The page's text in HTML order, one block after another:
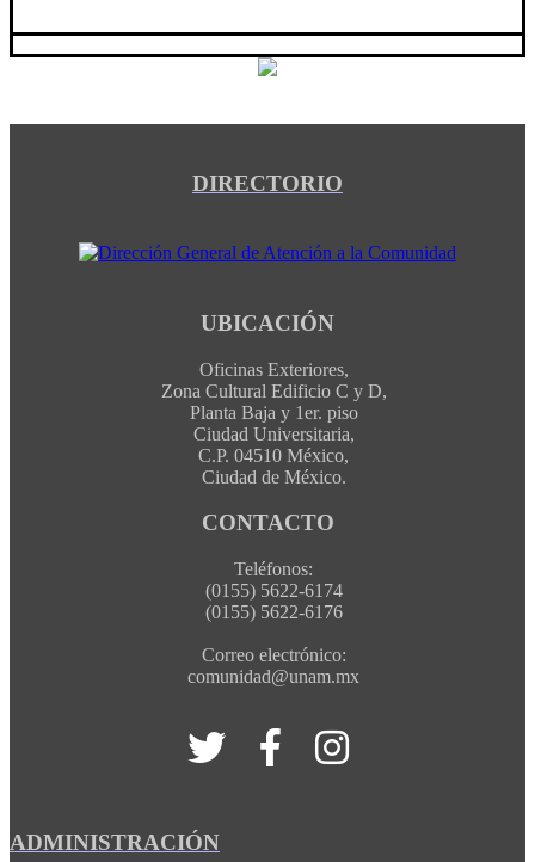
DIRECTORIO
UBICACIÓN
Oficinas Exteriores,
Zona Cultural Edificio C y D,
Planta Baja y 1er. piso
Ciudad Universitaria,
C.P. 04510 México,
Ciudad de México.
CONTACTO
Teléfonos:
(0155) 5622-6174
(0155) 5622-6176
Correo electrónico:
comunidad@unam.mx
ADMINISTRACIÓN